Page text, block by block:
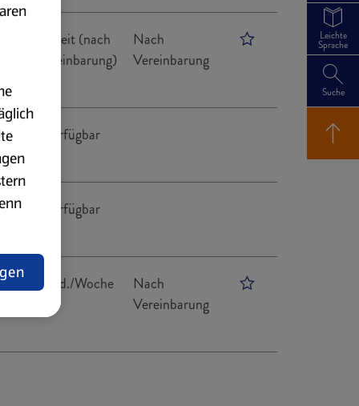
Leichte
Sprache
Suche
Teilzeit (nach
Vereinbarung)
Nach
Vereinbarung
verfügbar
verfügbar
7 Std./Woche
Nach
Vereinbarung